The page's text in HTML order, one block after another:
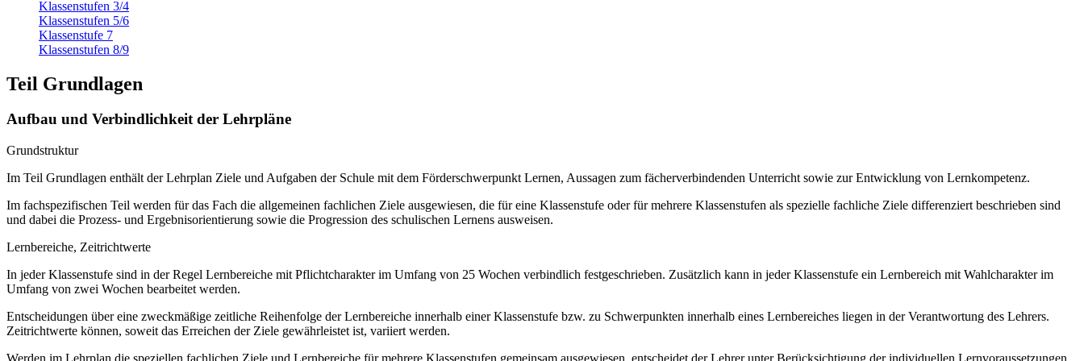
Klassenstufen 3/4
Klassenstufen 5/6
Klassenstufe 7
Klassenstufen 8/9
Teil Grundlagen
Aufbau und Verbindlichkeit der Lehrpläne
Grundstruktur
Im Teil Grundlagen enthält der Lehrplan Ziele und Aufgaben der Schule mit dem Förderschwerpunkt Lernen, Aussagen zum fächerverbindenden Unterricht sowie zur Entwicklung von Lernkompetenz.
Im fachspezifischen Teil werden für das Fach die allgemeinen fachlichen Ziele ausgewiesen, die für eine Klassenstufe oder für mehrere Klassenstufen als spezielle fachliche Ziele differenziert beschrieben sind
und dabei die Prozess- und Ergebnisorientierung sowie die Progression des schulischen Lernens ausweisen.
Lernbereiche, Zeitrichtwerte
In jeder Klassenstufe sind in der Regel Lernbereiche mit Pflichtcharakter im Umfang von 25 Wochen verbindlich festgeschrieben. Zusätzlich kann in jeder Klassenstufe ein Lernbereich mit Wahlcharakter im
Umfang von zwei Wochen bearbeitet werden.
Entscheidungen über eine zweckmäßige zeitliche Reihenfolge der Lernbereiche innerhalb einer Klassenstufe bzw. zu Schwerpunkten innerhalb eines Lernbereiches liegen in der Verantwortung des Lehrers.
Zeitrichtwerte können, soweit das Erreichen der Ziele gewährleistet ist, variiert werden.